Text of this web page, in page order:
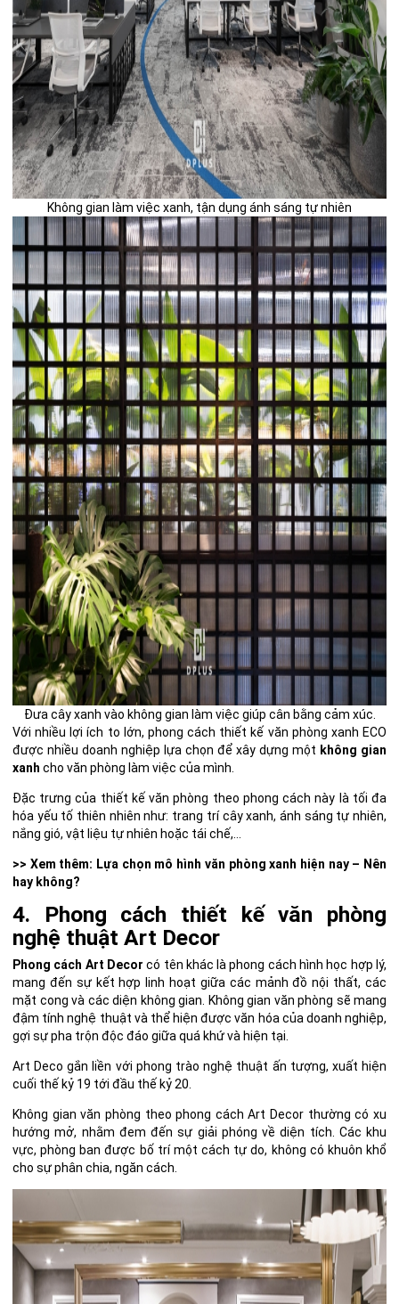
Không gian làm việc xanh, tận dụng ánh sáng tự nhiên
Đưa cây xanh vào không gian làm việc giúp cân bằng cảm xúc.
Với nhiều lợi ích to lớn, phong cách thiết kế văn phòng xanh ECO
được nhiều doanh nghiệp lựa chọn để xây dựng một không gian
xanh cho văn phòng làm việc của mình.
Đặc trưng của thiết kế văn phòng theo phong cách này là tối đa
hóa yếu tố thiên nhiên như: trang trí cây xanh, ánh sáng tự nhiên,
nắng gió, vật liệu tự nhiên hoặc tái chế,…
>> Xem thêm: Lựa chọn mô hình văn phòng xanh hiện nay – Nên
hay không?
4. Phong cách thiết kế văn phòng
nghệ thuật Art Decor
Phong cách Art Decor có tên khác là phong cách hình học hợp lý,
mang đến sự kết hợp linh hoạt giữa các mảnh đồ nội thất, các
mặt cong và các diện không gian. Không gian văn phòng sẽ mang
đậm tính nghệ thuật và thể hiện được văn hóa của doanh nghiệp,
gợi sự pha trộn độc đáo giữa quá khứ và hiện tại.
Art Deco gắn liền với phong trào nghệ thuật ấn tượng, xuất hiện
cuối thế kỷ 19 tới đầu thế kỷ 20.
Không gian văn phòng theo phong cách Art Decor thường có xu
hướng mở, nhằm đem đến sự giải phóng về diện tích. Các khu
vực, phòng ban được bố trí một cách tự do, không có khuôn khổ
cho sự phân chia, ngăn cách.